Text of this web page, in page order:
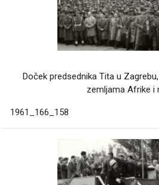
Doček predsednika Tita u
zemljama Afrike i
1961_166_158